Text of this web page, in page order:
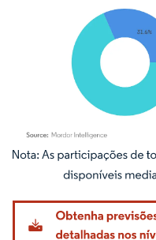
Imagem © Mordor Intelligence.